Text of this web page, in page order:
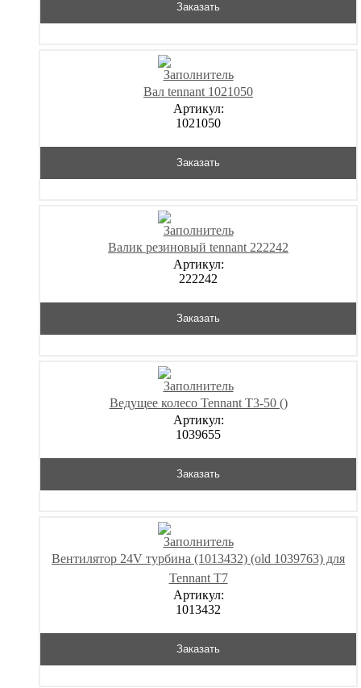
Заказать
Вал tennant 1021050
Артикул:
1021050
Заказать
Валик резиновый tennant 222242
Артикул:
222242
Заказать
Ведущее колесо Tennant T3-50 ()
Артикул:
1039655
Заказать
Вентилятор 24V турбина (1013432) (old 1039763) для
Tennant T7
Артикул:
1013432
Заказать